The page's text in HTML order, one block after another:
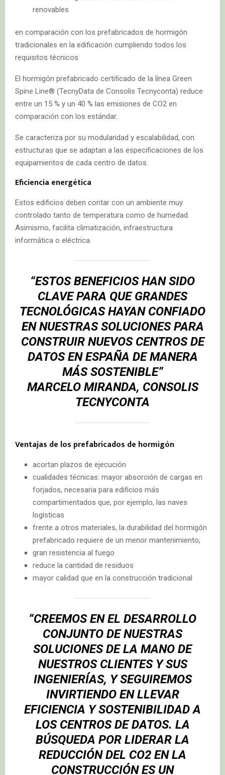
renovables
en comparación con los prefabricados de hormigón
tradicionales en la edificación cumpliendo todos los
requisitos técnicos
El hormigón prefabricado certificado de la línea Green
Spine Line® (TecnyData de Consolis Tecnyconta) reduce
entre un 15 % y un 40 % las emisiones de CO2 en
comparación con los estándar.
Se caracteriza por su modularidad y escalabilidad, con
estructuras que se adaptan a las especificaciones de los
equipamientos de cada centro de datos.
Eficiencia energética
Estos edificios deben contar con un ambiente muy
controlado tanto de temperatura como de humedad.
Asimismo, facilita climatización, infraestructura
informática o eléctrica.
“ESTOS BENEFICIOS HAN SIDO
CLAVE PARA QUE GRANDES
TECNOLÓGICAS HAYAN CONFIADO
EN NUESTRAS SOLUCIONES PARA
CONSTRUIR NUEVOS CENTROS DE
DATOS EN ESPAÑA DE MANERA
MÁS SOSTENIBLE”
MARCELO MIRANDA, CONSOLIS
TECNYCONTA
Ventajas de los prefabricados de hormigón
acortan plazos de ejecución
cualidades técnicas: mayor absorción de cargas en
forjados, necesaria para edificios más
compartimentados que, por ejemplo, las naves
logísticas
frente a otros materiales, la durabilidad del hormigón
prefabricado requiere de un menor mantenimiento,
gran resistencia al fuego
reduce la cantidad de residuos
mayor calidad que en la construcción tradicional
“CREEMOS EN EL DESARROLLO
CONJUNTO DE NUESTRAS
SOLUCIONES DE LA MANO DE
NUESTROS CLIENTES Y SUS
INGENIERÍAS, Y SEGUIREMOS
INVIRTIENDO EN LLEVAR
EFICIENCIA Y SOSTENIBILIDAD A
LOS CENTROS DE DATOS. LA
BÚSQUEDA POR LIDERAR LA
REDUCCIÓN DEL CO2 EN LA
CONSTRUCCIÓN ES UN